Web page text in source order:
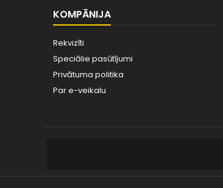
KOMPĀNIJA
Rekvizīti
Speciālie pasūtījumi
Privātuma politika
Par e-veikalu